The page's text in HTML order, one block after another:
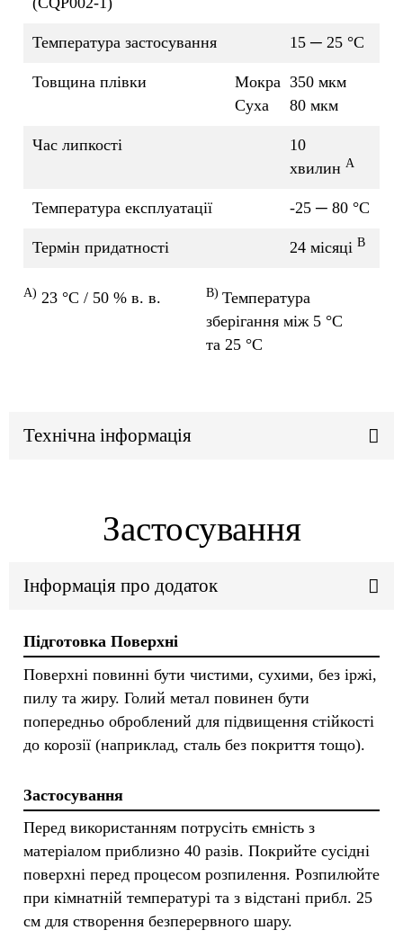
Температура застосування 15 ─ 25 °C
Товщина плівки
Мокра
Суха
350 мкм
80 мкм
Час липкості
10
хвилин A
Температура експлуатації -25 ─ 80 °C
Термін придатності 24 місяці B
A) 23 °C / 50 % в. в. B) Температура
зберігання між 5 °C
та 25 °C
Технічна інформація
Застосування
Інформація про додаток
Підготовка Поверхні
Поверхні повинні бути чистими, сухими, без іржі,
пилу та жиру. Голий метал повинен бути
попередньо оброблений для підвищення стійкості
до корозії (наприклад, сталь без покриття тощо).
Застосування
Перед використанням потрусіть ємність з
матеріалом приблизно 40 разів. Покрийте сусідні
поверхні перед процесом розпилення. Розпилюйте
при кімнатній температурі та з відстані прибл. 25
см для створення безперервного шару.